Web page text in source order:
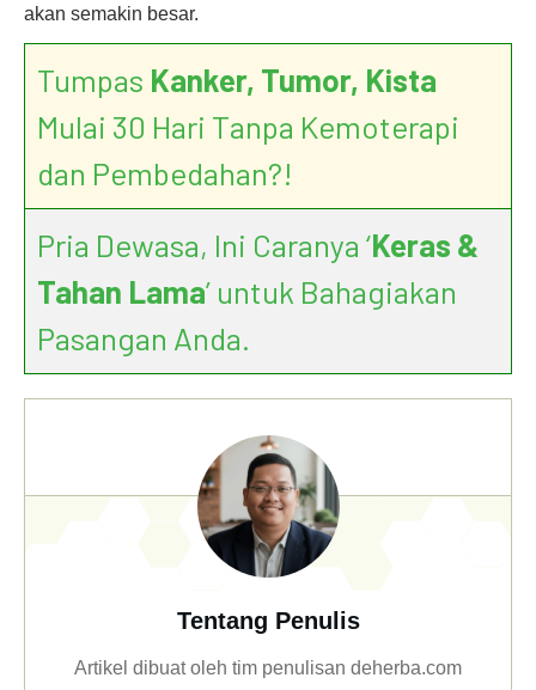
akan semakin besar.
Tumpas Kanker, Tumor, Kista
Mulai 30 Hari Tanpa Kemoterapi
dan Pembedahan?!
Pria Dewasa, Ini Caranya ‘Keras &
Tahan Lama’ untuk Bahagiakan
Pasangan Anda.
Tentang Penulis
Artikel dibuat oleh tim penulisan deherba.com